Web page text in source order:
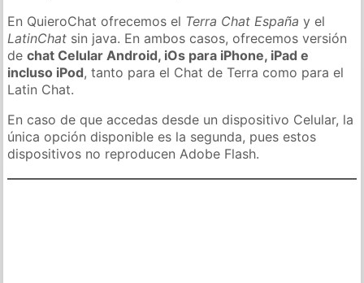
En QuieroChat ofrecemos el Terra Chat España y el
LatinChat sin java. En ambos casos, ofrecemos versión
dechat Celular Android, iOs para iPhone, iPad e
incluso iPod, tanto para el Chat de Terra como para el
Latin Chat.
En caso de que accedas desde un dispositivo Celular, la
única opción disponible es la segunda, pues estos
dispositivos no reproducen Adobe Flash.